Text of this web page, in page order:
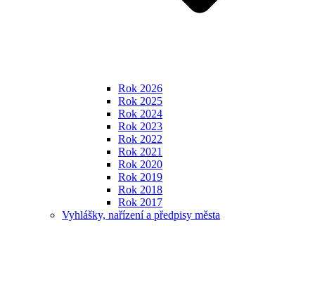
Rok 2026
Rok 2025
Rok 2024
Rok 2023
Rok 2022
Rok 2021
Rok 2020
Rok 2019
Rok 2018
Rok 2017
Vyhlášky, nařízení a předpisy města